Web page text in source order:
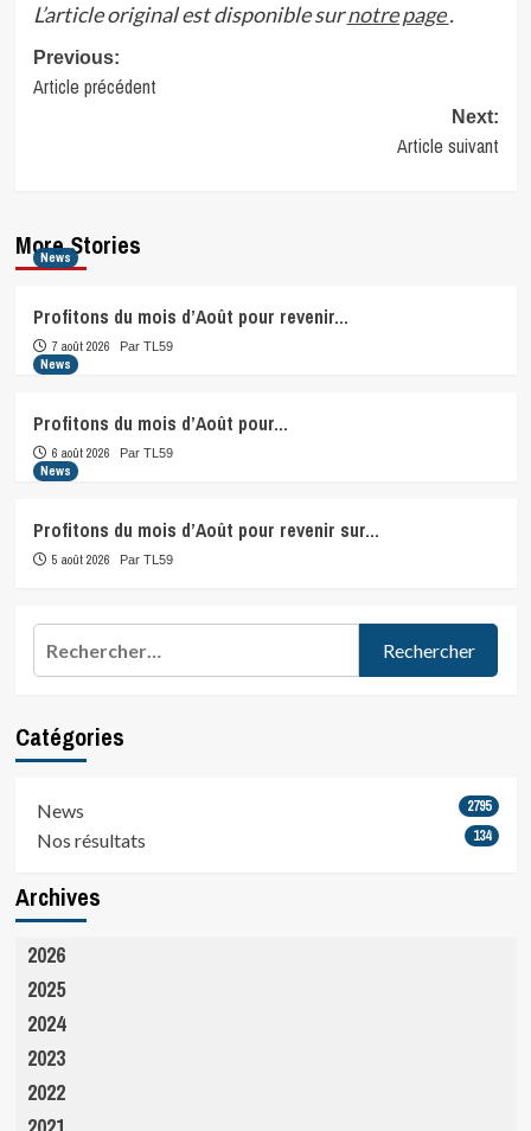
L’article original est disponible surnotre page.
Post
navigation
Previous:
Article précédent
Next:
Article suivant
More Stories
News
Profitons du mois d’Août pour revenir…
7 août 2026 Par TL59
News
Profitons du mois d’Août pour…
6 août 2026 Par TL59
News
Profitons du mois d’Août pour revenir sur…
5 août 2026 Par TL59
Catégories
News 2795
Nos résultats 134
Archives
2026
2025
2024
2023
2022